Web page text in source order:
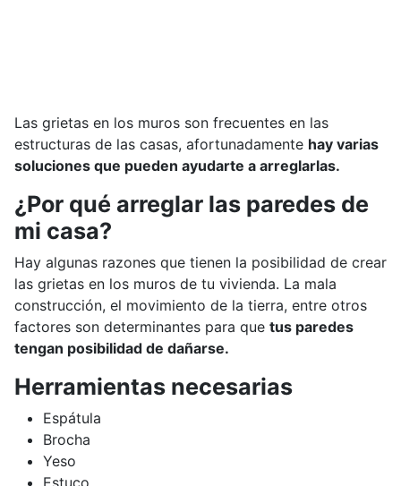
Las grietas en los muros son frecuentes en las
estructuras de las casas, afortunadamente hay varias
soluciones que pueden ayudarte a arreglarlas.
¿Por qué arreglar las paredes de
mi casa?
Hay algunas razones que tienen la posibilidad de crear
las grietas en los muros de tu vivienda. La mala
construcción, el movimiento de la tierra, entre otros
factores son determinantes para que tus paredes
tengan posibilidad de dañarse.
Herramientas necesarias
Espátula
Brocha
Yeso
Estuco